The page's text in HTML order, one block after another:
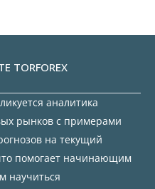
TORFOREX
аналитика
рынков с примерами
на текущий
помогает начинающим
научиться